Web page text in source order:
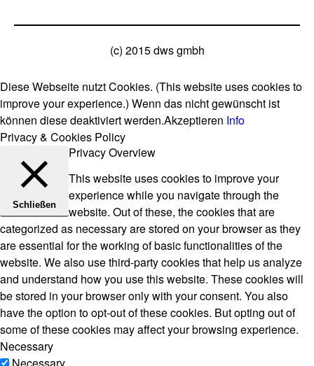
(c) 2015 dws gmbh
Diese Webseite nutzt Cookies. (This website uses cookies to
improve your experience.) Wenn das nicht gewünscht ist
können diese deaktiviert werden.Akzeptieren Info
Privacy & Cookies Policy
Schließen
Privacy Overview
This website uses cookies to improve your
experience while you navigate through the
website. Out of these, the cookies that are
categorized as necessary are stored on your browser as they
are essential for the working of basic functionalities of the
website. We also use third-party cookies that help us analyze
and understand how you use this website. These cookies will
be stored in your browser only with your consent. You also
have the option to opt-out of these cookies. But opting out of
some of these cookies may affect your browsing experience.
Necessary